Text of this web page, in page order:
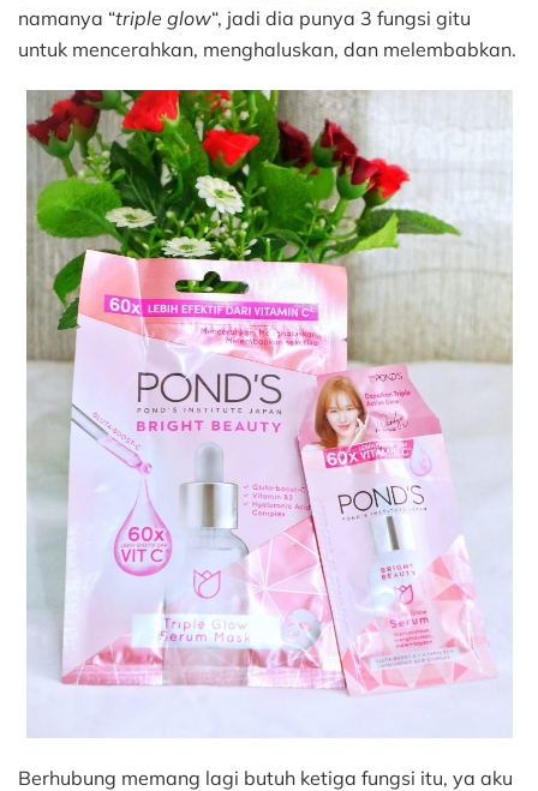
namanya “triple glow“, jadi dia punya 3 fungsi gitu
untuk mencerahkan, menghaluskan, dan melembabkan.
Berhubung memang lagi butuh ketiga fungsi itu, ya aku